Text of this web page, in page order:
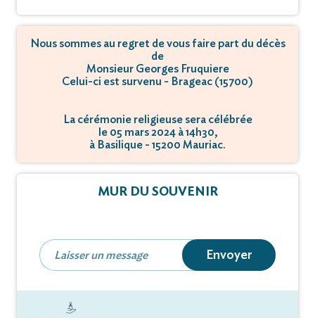
Nous sommes au regret de vous faire part du décès
de
Monsieur Georges Fruquiere
Celui-ci est survenu - Brageac (15700)
La cérémonie religieuse sera célébrée
le 05 mars 2024 à 14h30,
à Basilique - 15200 Mauriac.
MUR DU SOUVENIR
Envoyer